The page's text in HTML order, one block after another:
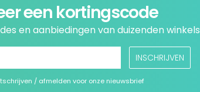
een kortingscode
en aanbiedingen van duizenden winkels
INSCHRIJVEN
/ afmelden voor onze nieuwsbrief